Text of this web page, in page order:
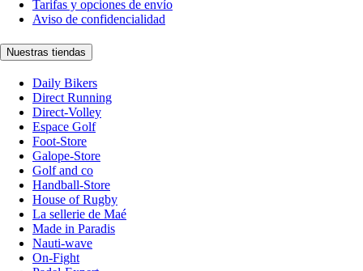
Tarifas y opciones de envío
Aviso de confidencialidad
Nuestras tiendas
Daily Bikers
Direct Running
Direct-Volley
Espace Golf
Foot-Store
Galope-Store
Golf and co
Handball-Store
House of Rugby
La sellerie de Maé
Made in Paradis
Nauti-wave
On-Fight